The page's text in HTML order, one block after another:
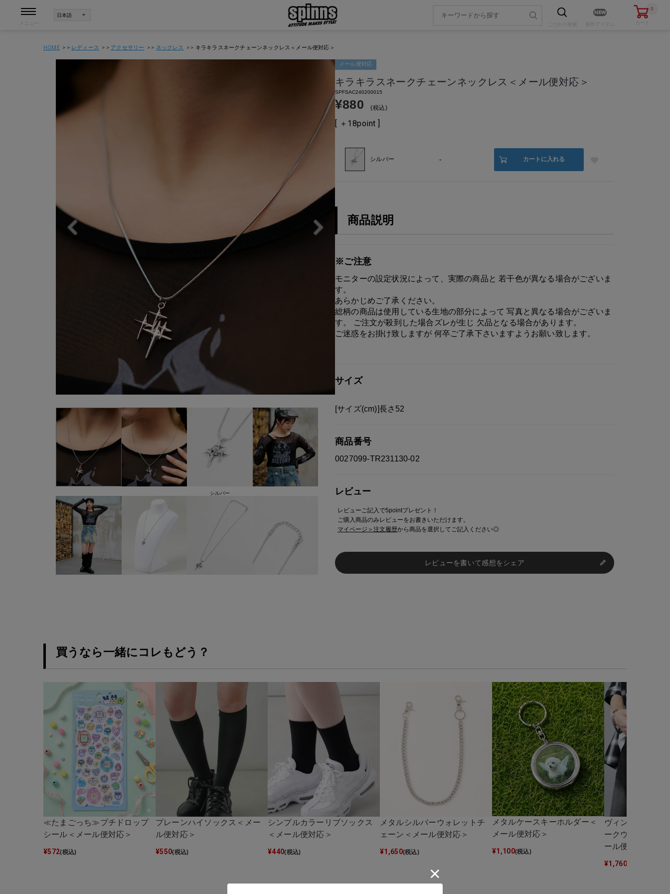
0
カート
HOME レディース アクセサリー ネックレス キラキラスネークチェーンネックレス＜メール便対応＞
メール便対応
キラキラスネークチェーンネックレス＜メール便対応＞
SPFSAC240200015
¥880 税込
[ ＋ 18point ]
シルバー - カートに入れる
商品説明
※ご注意
モニターの設定状況によって、実際の商品と 若干色が異なる場合がございま
す。
あらかじめご了承ください。
総柄の商品は使用している生地の部分によって 写真と異なる場合がございま
す。 ご注文が殺到した場合ズレが生じ 欠品となる場合があります。
ご迷惑をお掛け致しますが 何卒ご了承下さいますようお願い致します。
サイズ
[サイズ(cm)]長さ52
商品番号
0027099-TR231130-02
レビュー
レビューご記入で5pointプレゼント！
ご購入商品のみレビューをお書きいただけます。
マイページ＞注文履歴から商品を選択してご記入ください◎
レビューを書いて感想をシェア
シルバー
買うなら一緒にコレもどう？
≪たまごっち≫プチドロップ
シール＜メール便対応＞
¥572(税込)
プレーンハイソックス＜メー
ル便対応＞
¥550(税込)
シンプルカラーリブソックス
＜メール便対応＞
¥440(税込)
メタルシルバーウォレットチ
ェーン＜メール便対応＞
¥1,650(税込)
メタルケースキーホルダー＜
メール便対応＞
¥1,100(税込)
ヴィンテージラ
ークウォレット
ール便対応＞
¥1,760